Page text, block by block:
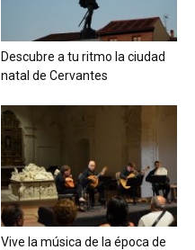
Descubre a tu ritmo la ciudad
natal de Cervantes
Vive la música de la época de